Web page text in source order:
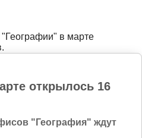
"Географии" в марте
открылось 16
"География" ждут